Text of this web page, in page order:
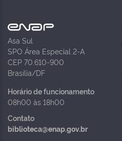
Asa Sul
SPO Área Especial 2-A
CEP 70.610-900
Brasília/DF
Horário de funcionamento
08h00 às 18h00
Contato
biblioteca@enap.gov.br